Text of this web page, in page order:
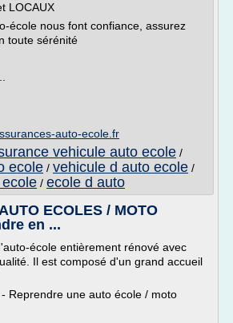
LOCAUX
école nous font confiance, assurez
toute sérénité
auto-ecole.fr
vehicule auto ecole /
ecole / vehicule d auto ecole /
/ ecole d auto
ECOLES / MOTO
en ...
école entièrement rénové avec
Il est composé d'un grand accueil
Reprendre une auto école / moto